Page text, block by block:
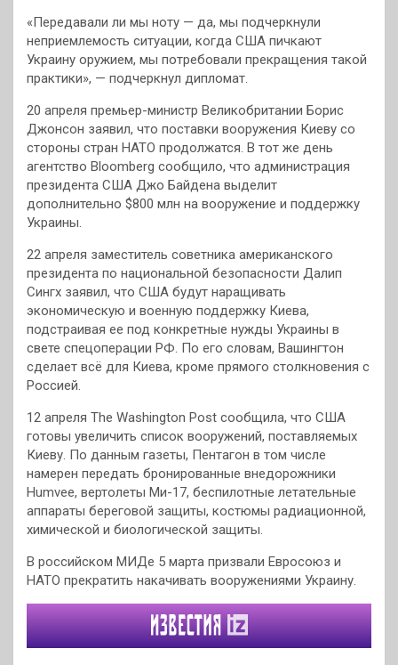
«Передавали ли мы ноту — да, мы подчеркнули
неприемлемость ситуации, когда США пичкают
Украину оружием, мы потребовали прекращения такой
практики», — подчеркнул дипломат.
20 апреля премьер-министр Великобритании Борис
Джонсон заявил, что поставки вооружения Киеву со
стороны стран НАТО продолжатся. В тот же день
агентство Bloomberg сообщило, что администрация
президента США Джо Байдена выделит
дополнительно $800 млн на вооружение и поддержку
Украины.
22 апреля заместитель советника американского
президента по национальной безопасности Далип
Сингх заявил, что США будут наращивать
экономическую и военную поддержку Киева,
подстраивая ее под конкретные нужды Украины в
свете спецоперации РФ. По его словам, Вашингтон
сделает всё для Киева, кроме прямого столкновения с
Россией.
12 апреля The Washington Post сообщила, что США
готовы увеличить список вооружений, поставляемых
Киеву. По данным газеты, Пентагон в том числе
намерен передать бронированные внедорожники
Humvee, вертолеты Ми-17, беспилотные летательные
аппараты береговой защиты, костюмы радиационной,
химической и биологической защиты.
В российском МИДе 5 марта призвали Евросоюз и
НАТО прекратить накачивать вооружениями Украину.